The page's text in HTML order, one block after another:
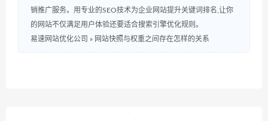
销推广服务。用专业的SEO技术为企业网站提升关键词排名,让你
的网站不仅满足用户体验还要适合搜索引擎优化规则。
易速网站优化公司 » 网站快照与权重之间存在怎样的关系